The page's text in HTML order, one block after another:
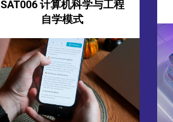
SAT006 计算机科学与工程
自学模式